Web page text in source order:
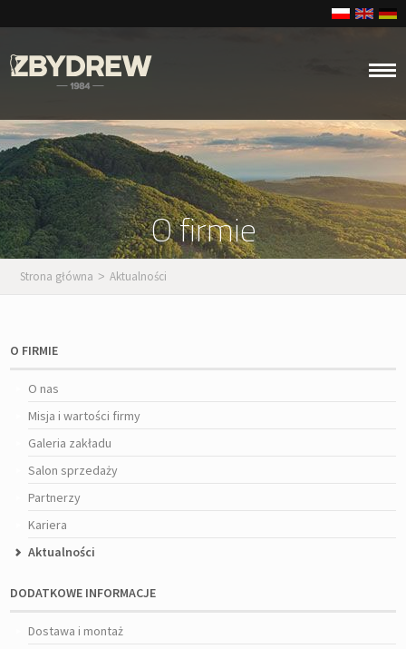
O firmie
Strona główna > Aktualności
O FIRMIE
O nas
Misja i wartości firmy
Galeria zakładu
Salon sprzedaży
Partnerzy
Kariera
Aktualności
DODATKOWE INFORMACJE
Dostawa i montaż